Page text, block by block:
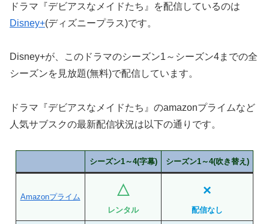
ドラマ『デビアスなメイドたち』を配信しているのは
Disney+(ディズニープラス)です。
Disney+が、このドラマのシーズン1～シーズン4までの全
シーズンを見放題(無料)で配信しています。
ドラマ『デビアスなメイドたち』のamazonプライムなど
人気サブスクの最新配信状況は以下の通りです。
シーズン1～4(字幕) シーズン1～4(吹き替え)
Amazonプライム △
レンタル
×
配信なし